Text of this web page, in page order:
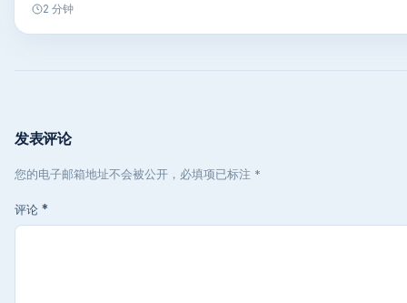
2 分钟
发表评论
您的电子邮箱地址不会被公开，必填项已标注 *
评论 *